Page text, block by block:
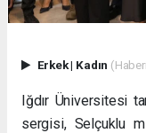
Erkek| Kadın
Iğdır Üniversitesi
sergisi, Selçuklu